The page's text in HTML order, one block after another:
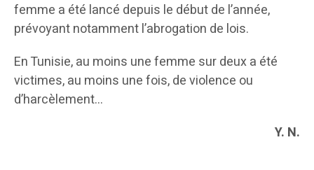
femme a été lancé depuis le début de l’année,
prévoyant notamment l’abrogation de lois.
En Tunisie, au moins une femme sur deux a été
victimes, au moins une fois, de violence ou
d’harcèlement…
Y. N.